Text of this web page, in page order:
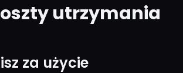
utrzymania
za użycie